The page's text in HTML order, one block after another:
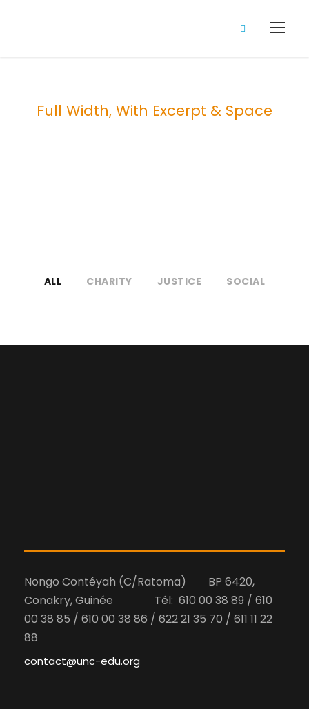
Full Width, With Excerpt & Space
ALL CHARITY JUSTICE SOCIAL
Nongo Contéyah (C/Ratoma) BP 6420,
Conakry, Guinée Tél: 610 00 38 89 / 610
00 38 85 / 610 00 38 86 / 622 21 35 70 / 611 11 22
88
contact@unc-edu.org